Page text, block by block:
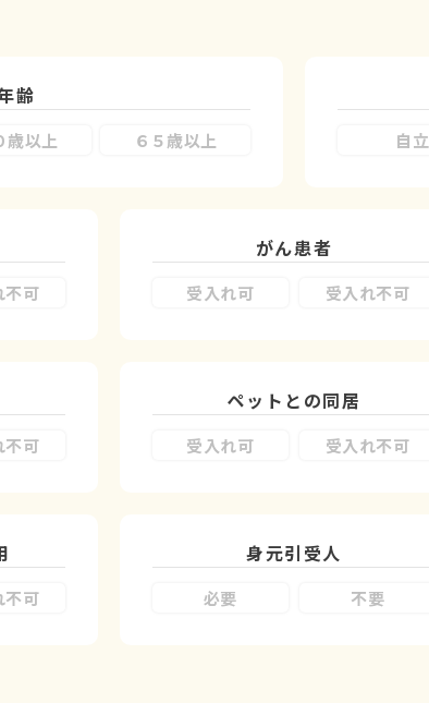
齢
歳以上 ６５歳以上 自立
不可
がん患者
受入れ可 受入れ不可
不可
ペットとの同居
受入れ可 受入れ不可
不可
身元引受人
必要 不要